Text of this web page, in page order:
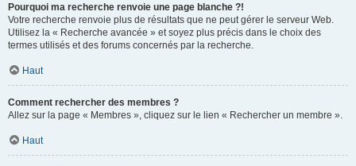
Pourquoi ma recherche renvoie une page blanche ?!
Votre recherche renvoie plus de résultats que ne peut gérer le serveur Web.
Utilisez la « Recherche avancée » et soyez plus précis dans le choix des
termes utilisés et des forums concernés par la recherche.
Haut
Comment rechercher des membres ?
Allez sur la page « Membres », cliquez sur le lien « Rechercher un membre ».
Haut